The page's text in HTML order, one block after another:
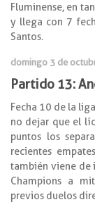
Fluminense, en
y llega con 7
Santos.
domingo 3 de
Partido 13:
Fecha 10 de la
no dejar que el
puntos los
recientes
también viene de
Champions a
previos duelos